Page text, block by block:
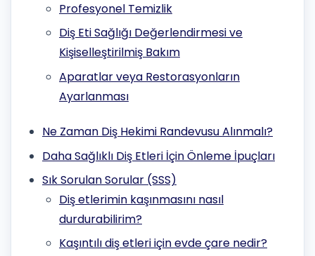
Profesyonel Temizlik
Diş Eti Sağlığı Değerlendirmesi ve
Kişiselleştirilmiş Bakım
Aparatlar veya Restorasyonların
Ayarlanması
Ne Zaman Diş Hekimi Randevusu Alınmalı?
Daha Sağlıklı Diş Etleri İçin Önleme İpuçları
Sık Sorulan Sorular (SSS)
Diş etlerimin kaşınmasını nasıl
durdurabilirim?
Kaşıntılı diş etleri için evde çare nedir?